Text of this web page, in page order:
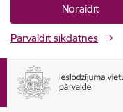
Noraidīt
Pārvaldīt sīkdatnes